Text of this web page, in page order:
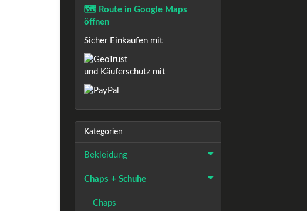
🗺️ Route in Google Maps
öffnen
Sicher Einkaufen mit
und Käuferschutz mit
Kategorien
Bekleidung
Chaps + Schuhe
Chaps